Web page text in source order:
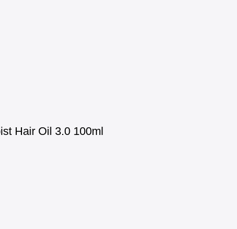
Hair Oil 3.0 100ml